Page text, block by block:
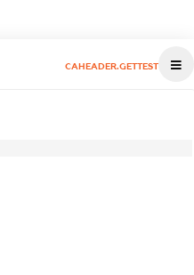
CAHEADER.GETTEST